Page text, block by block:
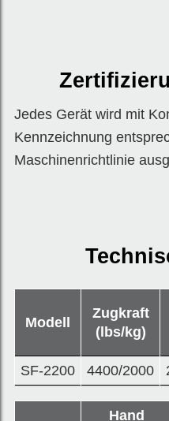
Jedes Gerät wird mit
Kennzeichnung
Maschinenrichtlinie
Modell
Zugkraft
(lbs/kg)
SF-2200 4400/2000
Hand